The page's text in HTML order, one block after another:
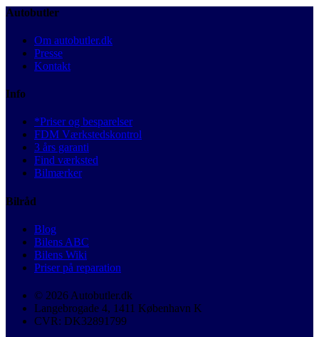
Autobutler
Om autobutler.dk
Presse
Kontakt
Info
*Priser og besparelser
FDM Værkstedskontrol
3 års garanti
Find værksted
Bilmærker
Bilråd
Blog
Bilens ABC
Bilens Wiki
Priser på reparation
© 2026 Autobutler.dk
Langebrogade 4, 1411 København K
CVR: DK32891799